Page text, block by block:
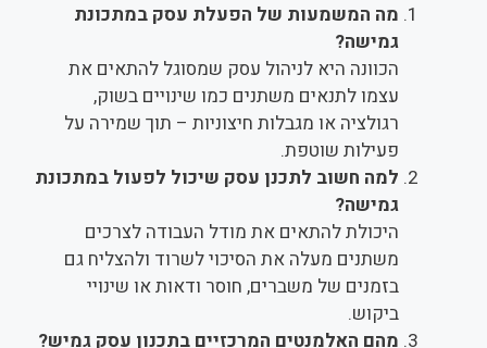
מה המשמעות של הפעלת עסק במתכונת
גמישה?
הכוונה היא לניהול עסק שמסוגל להתאים את
עצמו לתנאים משתנים כמו שינויים בשוק,
רגולציה או מגבלות חיצוניות – תוך שמירה על
פעילות שוטפת.
למה חשוב לתכנן עסק שיכול לפעול במתכונת
גמישה?
היכולת להתאים את מודל העבודה לצרכים
משתנים מעלה את הסיכוי לשרוד ולהצליח גם
בזמנים של משברים, חוסר ודאות או שינויי
ביקוש.
מהם האלמנטים המרכזיים בתכנון עסק גמיש?